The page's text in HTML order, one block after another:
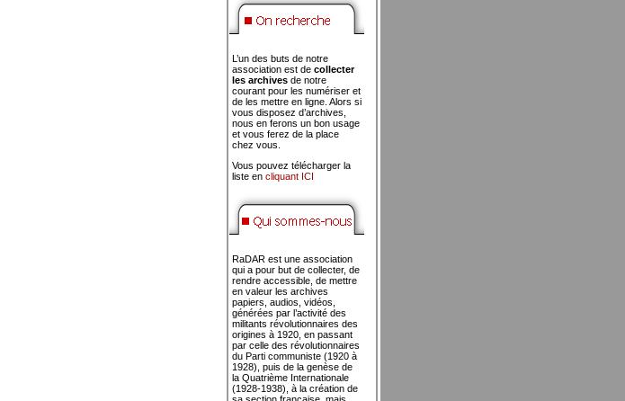
L’un des buts de notre
association est de collecter
les archives de notre
courant pour les numériser et
de les mettre en ligne. Alors si
vous disposez d’archives,
nous en ferons un bon usage
et vous ferez de la place
chez vous.
Vous pouvez télécharger la
liste en cliquant ICI
RaDAR est une association
qui a pour but de collecter, de
rendre accessible, de mettre
en valeur les archives
papiers, audios, vidéos,
générées par l’activité des
militants révolutionnaires des
origines à 1920, en passant
par celle des révolutionnaires
du Parti communiste (1920 à
1928), puis de la genèse de
la Quatrième Internationale
(1928-1938), à la création de